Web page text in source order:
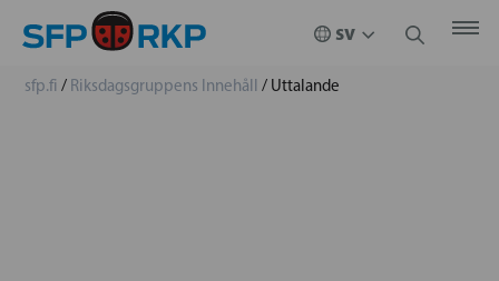
sfp.fi / Riksdagsgruppens Innehåll / Uttalande